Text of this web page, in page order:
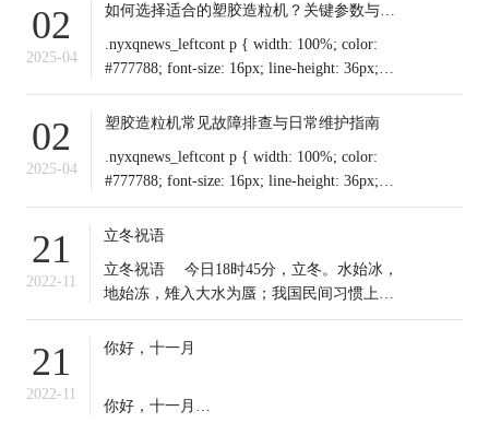
02
2025-04
如何选择适合的塑胶造粒机？关键参数与行业应用解析
.nyxqnews_leftcont p { width: 100%; color:
#777788; font-size: 16px; line-height: 36px;
text-indent: 0em !important; mar
02
2025-04
塑胶造粒机常见故障排查与日常维护指南
.nyxqnews_leftcont p { width: 100%; color:
#777788; font-size: 16px; line-height: 36px;
text-indent: 0em !important; mar
21
2022-11
立冬祝语
​立冬祝语 今日18时45分，立冬。水始冰，
地始冻，雉入大水为蜃；我国民间习惯上把
这一天作为冬季之始；冬天到来，今日起我
们应保证充足睡眠，多晒太阳，适时锻炼，
子碗，冻掉耳朵没人管”的说法。你那里立冬
21
2022-11
你好，十一月
你好，十一月